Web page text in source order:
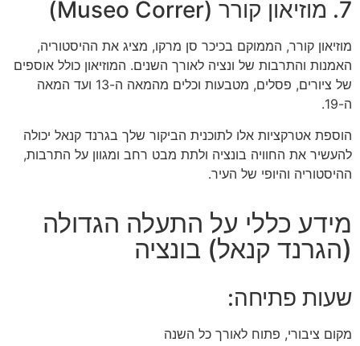
7. מוזיאון קורר (Museo Correr)
מוזיאון קורר, הממוקם בכיכר סן מרקו, מציג את ההיסטוריה,
האמנות והתרבות של ונציה לאורך השנים. המוזיאון כולל אוספים
של ציורים, פסלים, מטבעות וכלים מהמאה ה-13 ועד המאה
ה-19.
הוספת אטרקציות אלו לתוכנית הביקור שלך בגרנד קנאל יכולה
להעשיר את החוויה בונציה ולתת מבט רחב ומגוון על התרבות,
ההיסטוריה והיופי של העיר.
מידע כללי על התעלה הגדולה
(הגרנד קנאל) בונציה
שעות פתיחה:
מקום ציבורי, פתוח לאורך כל השנה